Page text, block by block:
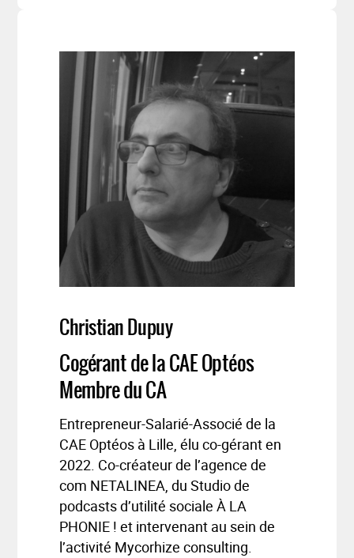
Christian Dupuy
Cogérant de la CAE Optéos
Membre du CA
Entrepreneur-Salarié-Associé de la
CAE Optéos à Lille, élu co-gérant en
2022. Co-créateur de l’agence de
com NETALINEA, du Studio de
podcasts d’utilité sociale À LA
PHONIE ! et intervenant au sein de
l’activité Mycorhize consulting.